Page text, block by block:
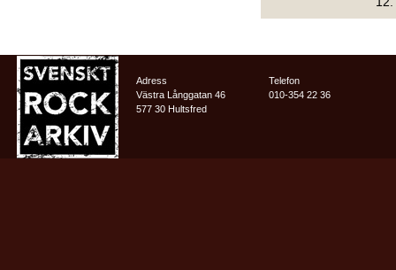
Adress
Västra Långgatan 46
577 30 Hultsfred
Telefon
010-354 22 36